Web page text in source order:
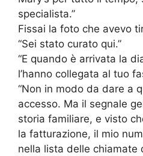
specialista.”
Fissai la foto che avevo
“Sei stato curato qui.”
“E quando è arrivata la
l’hanno collegata al tuo
“Non in modo da dare a
accesso. Ma il segnale
storia familiare, e visto
la fatturazione, il mio
nella lista delle chiamate